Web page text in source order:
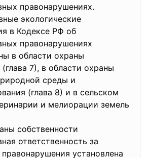
правонарушениях.
экологические
в Кодексе РФ об
правонарушениях
в области охраны
7), в области охраны
среды и
(глава 8) и в сельском
и мелиорации земель
собственности
ответственность за
установлена